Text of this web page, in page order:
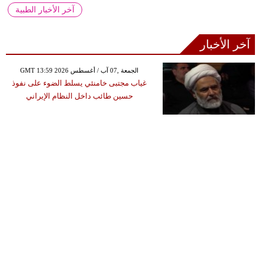
آخر الأخبار الطبية
آخر الأخبار
GMT 13:59 2026 الجمعة ,07 آب / أغسطس
غياب مجتبى خامنئي يسلط الضوء على نفوذ
حسين طائب داخل النظام الإيراني